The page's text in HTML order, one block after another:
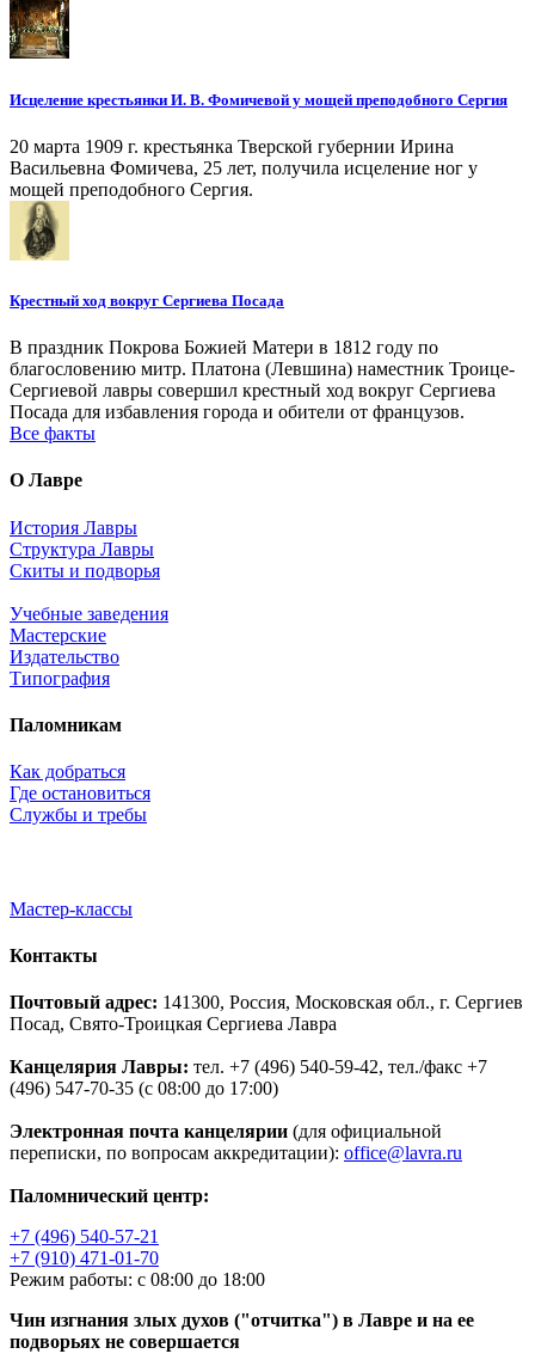
Исцеление крестьянки И. В. Фомичевой у мощей преподобного Сергия
20 марта 1909 г. крестьянка Тверской губернии Ирина
Васильевна Фомичева, 25 лет, получила исцеление ног у
мощей преподобного Сергия.
Крестный ход вокруг Сергиева Посада
В праздник Покрова Божией Матери в 1812 году по
благословению митр. Платона (Левшина) наместник Троице-
Сергиевой лавры совершил крестный ход вокруг Сергиева
Посада для избавления города и обители от французов.
Все факты
О Лавре
История Лавры
Структура Лавры
Скиты и подворья
Учебные заведения
Мастерские
Издательство
Типография
Паломникам
Как добраться
Где остановиться
Службы и требы
Мастер-классы
Контакты
Почтовый адрес: 141300, Россия, Московская обл., г. Сергиев
Посад, Свято-Троицкая Сергиева Лавра
Канцелярия Лавры: тел. +7 (496) 540-59-42, тел./факс +7
(496) 547-70-35 (с 08:00 до 17:00)
Электронная почта канцелярии (для официальной
переписки, по вопросам аккредитации): office@lavra.ru
Паломнический центр:
+7 (496) 540-57-21
+7 (910) 471-01-70
Режим работы: с 08:00 до 18:00
Чин изгнания злых духов ("отчитка") в Лавре и на ее
подворьях не совершается